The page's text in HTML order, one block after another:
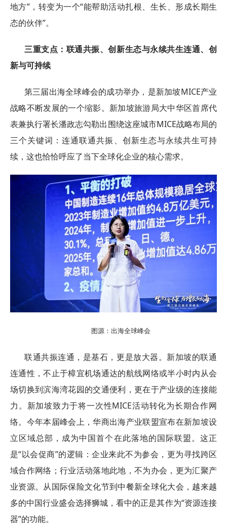
地方”，转变为一个“能帮助活动扎根、生长、形成长期生
态的伙伴”。
三重支点：联通共振、创新生态与永续共生连通、创
新与可持续
第三届出海全球峰会的成功举办，是新加坡MICE产业
战略不断发展的一个缩影。新加坡旅游局大中华区首席代
表兼执行署长潘政志勾勒出围绕这座城市MICE战略布局的
三个关键词：连通联通共振、创新生态与永续共生可持
续，这也恰恰呼应了当下全球化企业的核心需求。
图源：出海全球峰会
联通共振连通，是基石，更是放大器。新加坡的联通
连通性，不止于樟宜机场通达的航线网络或半小时内从会
场切换到滨海湾花园的交通便利，更在于产业级的连接能
力。新加坡致力于将一次性MICE活动转化为长期合作网
络。今年本届峰会上，华商出海产业联盟宣布在新加坡设
立区域总部，成为中国首个在此落地的国际联盟。这正
是“以会促商”的逻辑：企业来此不为参会，更为寻找跨区
域合作网络；行业活动落地此地，不为办会，更为汇聚产
业资源。从国际保险文化节到中餐新全球化大会，越来越
多的中国行业盛会选择狮城，看中的正是其作为“资源连接
器”的功能。